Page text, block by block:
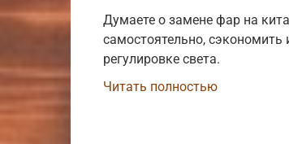
Думаете о замене фар на
самостоятельно,
регулировке света.
Читать полностью